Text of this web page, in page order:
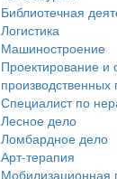
Библиотечная
Логистика
Машиностроение
Проектирование и
Специалист по
Лесное дело
Ломбардное дело
Арт-терапия
Мобилизационная